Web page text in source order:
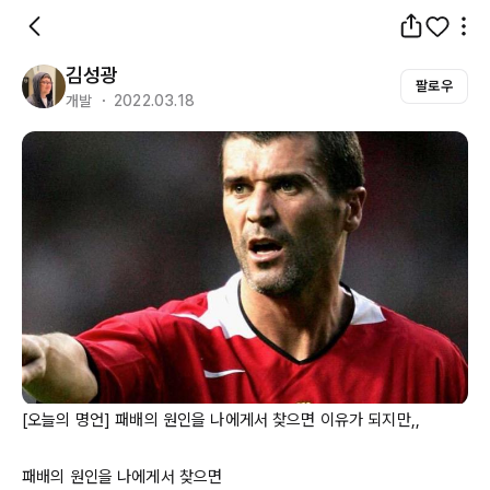
김성광
개발 ・ 2022.03.18
팔로우
[오늘의 명언] 패배의 원인을 나에게서 찾으면 이유가 되지만,,
패배의 원인을 나에게서 찾으면